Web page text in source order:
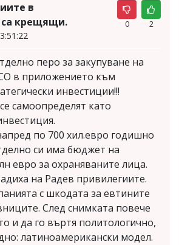
в
крещящи.
0 2
перо за закупуване на
в приложението към
инвестиции!!!
самоопределят като
по 700 хил.евро годишно
си има бюджет на
евро за охраняваните лица.
на Радев привилегиите.
с шкодата за евтините
След снимката повече
и да го въртя политологично,
латиноамерикански модел.